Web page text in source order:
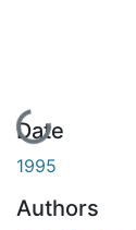
En cours de
Date
1995
Authors